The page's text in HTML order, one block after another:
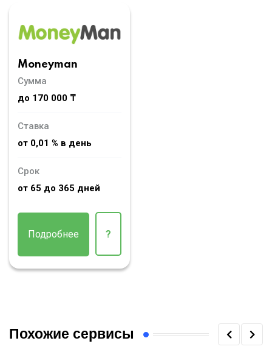
Moneyman
Сумма
до 170 000 ₸
Ставка
от 0,01 % в день
Срок
от 65 до 365 дней
Подробнее ?
Похожие сервисы